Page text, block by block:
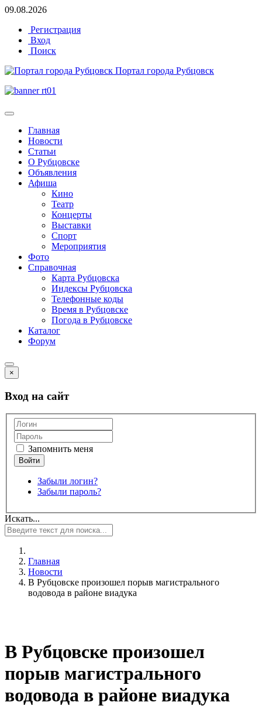
09.08.2026
Регистрация
Вход
Поиск
Портал города Рубцовск
Главная
Новости
Статьи
О Рубцовске
Объявления
Афиша
Кино
Театр
Концерты
Выставки
Спорт
Мероприятия
Фото
Справочная
Карта Рубцовска
Индексы Рубцовска
Телефонные коды
Время в Рубцовске
Погода в Рубцовске
Каталог
Форум
×
Вход на сайт
Запомнить меня
Забыли логин?
Забыли пароль?
Искать...
Главная
Новости
В Рубцовске произошел порыв магистрального
водовода в районе виадука
В Рубцовске произошел
порыв магистрального
водовода в районе виадука